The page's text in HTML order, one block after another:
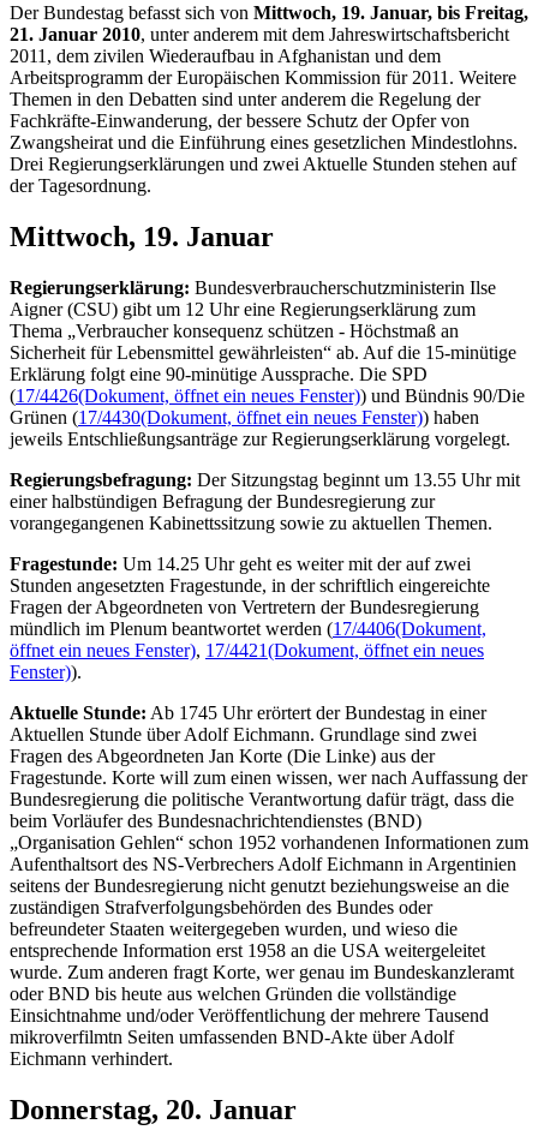
Der Bundestag befasst sich von Mittwoch, 19. Januar, bis Freitag,
21. Januar 2010, unter anderem mit dem Jahreswirtschaftsbericht
2011, dem zivilen Wiederaufbau in Afghanistan und dem
Arbeitsprogramm der Europäischen Kommission für 2011. Weitere
Themen in den Debatten sind unter anderem die Regelung der
Fachkräfte-Einwanderung, der bessere Schutz der Opfer von
Zwangsheirat und die Einführung eines gesetzlichen Mindestlohns.
Drei Regierungserklärungen und zwei Aktuelle Stunden stehen auf
der Tagesordnung.
Mittwoch, 19. Januar
Regierungserklärung: Bundesverbraucherschutzministerin Ilse
Aigner (CSU) gibt um 12 Uhr eine Regierungserklärung zum
Thema „Verbraucher konsequenz schützen - Höchstmaß an
Sicherheit für Lebensmittel gewährleisten“ ab. Auf die 15-minütige
Erklärung folgt eine 90-minütige Aussprache. Die SPD
(17/4426(Dokument, öffnet ein neues Fenster)) und Bündnis 90/Die
Grünen (17/4430(Dokument, öffnet ein neues Fenster)) haben
jeweils Entschließungsanträge zur Regierungserklärung vorgelegt.
Regierungsbefragung: Der Sitzungstag beginnt um 13.55 Uhr mit
einer halbstündigen Befragung der Bundesregierung zur
vorangegangenen Kabinettssitzung sowie zu aktuellen Themen.
Fragestunde: Um 14.25 Uhr geht es weiter mit der auf zwei
Stunden angesetzten Fragestunde, in der schriftlich eingereichte
Fragen der Abgeordneten von Vertretern der Bundesregierung
mündlich im Plenum beantwortet werden (17/4406(Dokument,
öffnet ein neues Fenster), 17/4421(Dokument, öffnet ein neues
Fenster)).
Aktuelle Stunde: Ab 1745 Uhr erörtert der Bundestag in einer
Aktuellen Stunde über Adolf Eichmann. Grundlage sind zwei
Fragen des Abgeordneten Jan Korte (Die Linke) aus der
Fragestunde. Korte will zum einen wissen, wer nach Auffassung der
Bundesregierung die politische Verantwortung dafür trägt, dass die
beim Vorläufer des Bundesnachrichtendienstes (BND)
„Organisation Gehlen“ schon 1952 vorhandenen Informationen zum
Aufenthaltsort des NS-Verbrechers Adolf Eichmann in Argentinien
seitens der Bundesregierung nicht genutzt beziehungsweise an die
zuständigen Strafverfolgungsbehörden des Bundes oder
befreundeter Staaten weitergegeben wurden, und wieso die
entsprechende Information erst 1958 an die USA weitergeleitet
wurde. Zum anderen fragt Korte, wer genau im Bundeskanzleramt
oder BND bis heute aus welchen Gründen die vollständige
Einsichtnahme und/oder Veröffentlichung der mehrere Tausend
mikroverfilmtn Seiten umfassenden BND-Akte über Adolf
Eichmann verhindert.
Donnerstag, 20. Januar